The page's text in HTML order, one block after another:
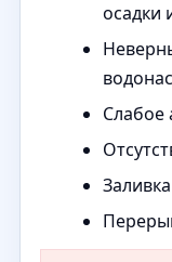
осадки
Слабое